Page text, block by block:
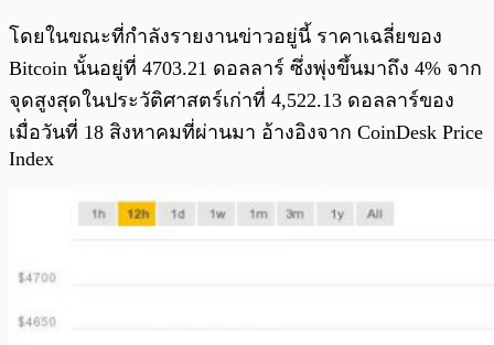
โดยในขณะที่กำลังรายงานข่าวอยู่นี้ ราคาเฉลี่ยของ
Bitcoin นั้นอยู่ที่ 4703.21 ดอลลาร์ ซึ่งพุ่งขึ้นมาถึง 4% จาก
จุดสูงสุดในประวัติศาสตร์เก่าที่ 4,522.13 ดอลลาร์ของ
เมื่อวันที่ 18 สิงหาคมที่ผ่านมา อ้างอิงจาก CoinDesk Price
Index